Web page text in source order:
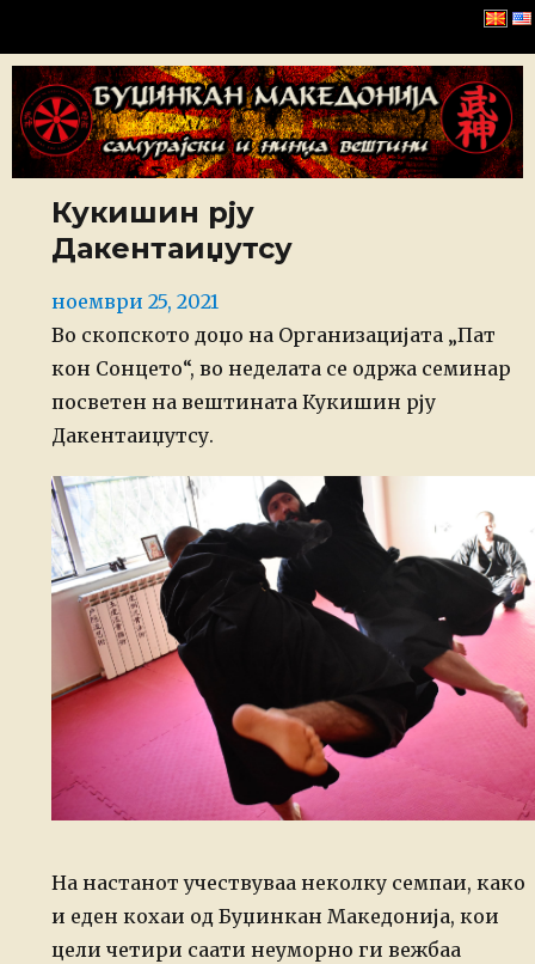
Буџинкан Македонија
Кукишин рју
Дакентаиџутсу
Posted
on
ноември 25, 2021
Во скопското доџо на Организацијата „Пат
кон Сонцето“, во неделата се одржа семинар
посветен на вештината Кукишин рју
Дакентаиџутсу.
На настанот учествуваа неколку семпаи, како
и еден кохаи од Буџинкан Македонија, кои
цели четири саати неуморно ги вежбаа